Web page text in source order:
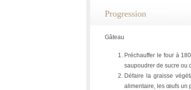
Progression
Gâteau
Préchauffer le four à
saupoudrer de sucre ou
Défaire la graisse
alimentaire, les œufs un